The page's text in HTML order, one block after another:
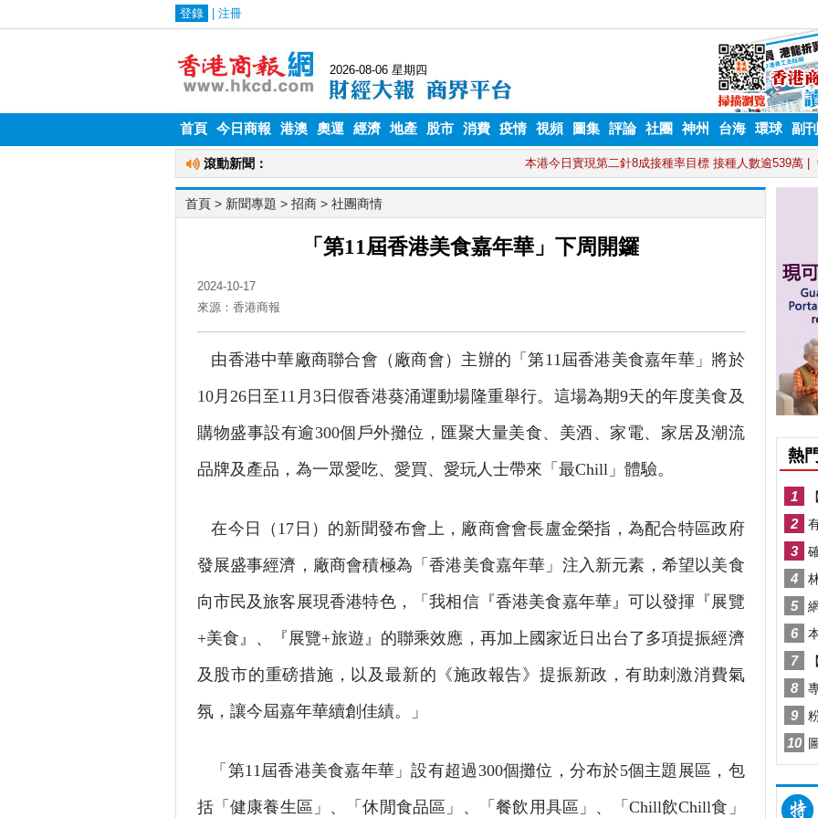
首頁 今日商報 港澳 奧運 經濟 地產 股市 消費 疫情 視頻 圖集 評論 社團 神州 台海 環球 副刊
首頁 > 新聞專題 > 招商 > 社團商情
「第11屆香港美食嘉年華」下周開鑼
2024-10-17
來源：香港商報
由香港中華廠商聯合會（廠商會）主辦的「第11屆香港美食嘉年華」將於
10月26日至11月3日假香港葵涌運動場隆重舉行。這場為期9天的年度美食及
購物盛事設有逾300個戶外攤位，匯聚大量美食、美酒、家電、家居及潮流
品牌及產品，為一眾愛吃、愛買、愛玩人士帶來「最Chill」體驗。
在今日（17日）的新聞發布會上，廠商會會長盧金榮指，為配合特區政府
發展盛事經濟，廠商會積極為「香港美食嘉年華」注入新元素，希望以美食
向市民及旅客展現香港特色，「我相信『香港美食嘉年華』可以發揮『展覽
+美食』、『展覽+旅遊』的聯乘效應，再加上國家近日出台了多項提振經濟
及股市的重磅措施，以及最新的《施政報告》提振新政，有助刺激消費氣
氛，讓今屆嘉年華續創佳績。」
「第11屆香港美食嘉年華」設有超過300個攤位，分布於5個主題展區，包
括「健康養生區」、「休閒食品區」、「餐飲用具區」、「Chill飲Chill食」